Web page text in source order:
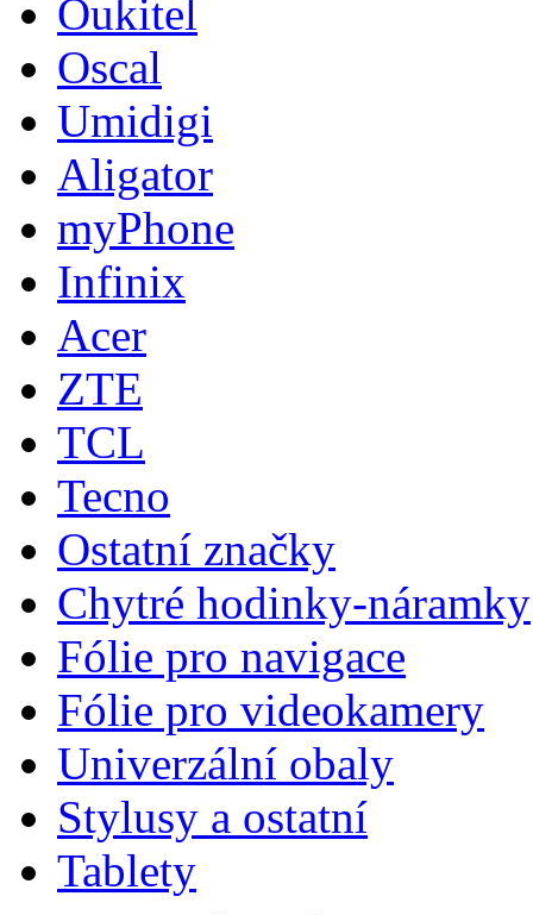
Oukitel
Oscal
Umidigi
Aligator
myPhone
Infinix
Acer
ZTE
TCL
Tecno
Ostatní značky
Chytré hodinky-náramky
Fólie pro navigace
Fólie pro videokamery
Univerzální obaly
Stylusy a ostatní
Tablety